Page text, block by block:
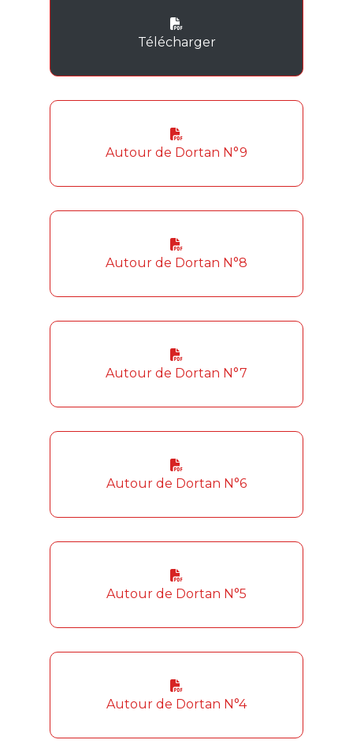
Télécharger
Autour de Dortan N°9
Autour de Dortan N°8
Autour de Dortan N°7
Autour de Dortan N°6
Autour de Dortan N°5
Autour de Dortan N°4